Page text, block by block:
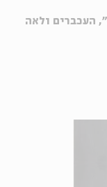
העכברים ולאה